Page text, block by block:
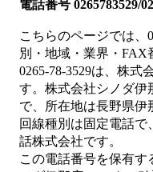
電話番号 0265783529/
こちらのページでは、
別・地域・業界・FAX
0265-78-3529は、 株式
す。 株式会社シノダ伊
で、所在地は長野県伊
回線種別は固定電話で
話株式会社です。
この電話番号を保有す